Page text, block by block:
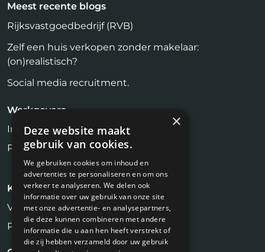
Meest recente blogs
Rijksvastgoedbedrijf (RVB)
Zelf een huis verkopen zonder makelaar:
(on)realistisch?
Social media recruitment.
Werkgevers
Inloggen
Plaats vacature
Kandidaten
Vastgoed Vacatures
Profiel aanmaken
×
Deze website maakt
gebruik van cookies.
We gebruiken cookies om inhoud en
advertenties te personaliseren en om ons
verkeer te analyseren. We delen ook
informatie over uw gebruik van onze site
met onze advertentie- en analysepartners,
die deze kunnen combineren met andere
informatie die u aan hen heeft verstrekt of
die zij hebben verzameld door uw gebruik